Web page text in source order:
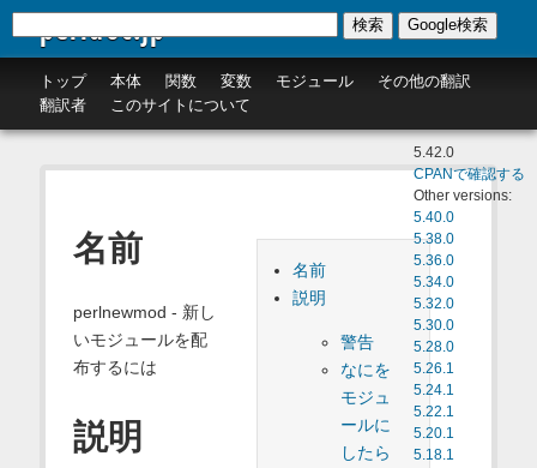
perldoc.jp
トップ 本体 関数 変数 モジュール
その他の翻訳
翻訳者
このサイトについて
検索 Google検索
5.42.0
CPANで確認する
Other versions:
5.40.0
5.38.0
5.36.0
5.34.0
5.32.0
5.30.0
5.28.0
5.26.1
5.24.1
5.22.1
5.20.1
5.18.1
名前
説明
警告
なにを
モジュ
ールに
したら
名前
perlnewmod - 新し
いモジュールを配
布するには
説明